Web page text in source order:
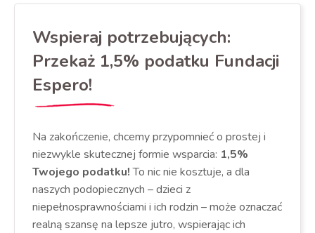
Wspieraj potrzebujących:
Przekaż 1,5% podatku Fundacji
Espero!
Na zakończenie, chcemy przypomnieć o prostej i
niezwykle skutecznej formie wsparcia: 1,5%
Twojego podatku!To nic nie kosztuje, a dla
naszych podopiecznych – dzieci z
niepełnosprawnościami i ich rodzin – może oznaczać
realną szansę na lepsze jutro, wspierając ich